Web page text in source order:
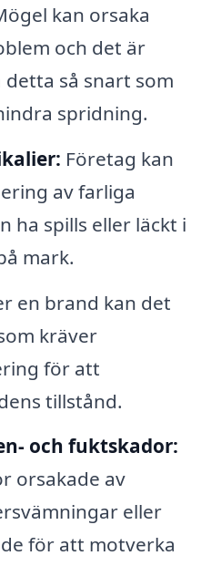
kan orsaka
och det är
så snart som
spridning.
Företag kan
av farliga
ha spills eller läckt i
mark.
en brand kan det
kräver
för att
tillstånd.
och fuktskador:
orsakade av
eller
för att motverka